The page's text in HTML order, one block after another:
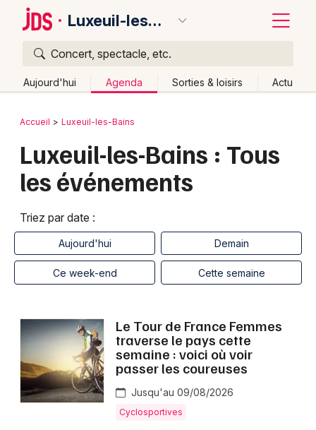
Luxeuil-les-Bains
Concert, spectacle, etc.
Aujourd'hui Agenda Sorties & loisirs Actu
Publier un événement
Activité & Expérience
Manifestations
Spectacles
Concerts
Bordeaux
Colmar
Lyon
Marseille
Montpellier
Nantes
Nice
Retour
Accueil Luxeuil-les-Bains
Luxeuil-les-Bains : Tous
les événements
Triez par date :
Aujourd'hui Demain
Ce week-end Cette semaine
Le Tour de France Femmes
traverse le pays cette
semaine : voici où voir
passer les coureuses
Jusqu'au 09/08/2026
Cyclosportives
Quoi ?
Où ?
Franche-Comté
Partout Près de moi Changer de lieu
Quand ?
Aujourd'hui